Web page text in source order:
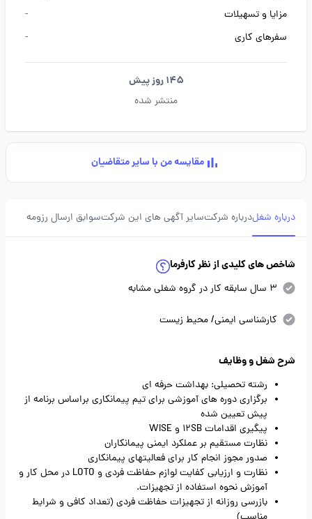
مزایا و تسهیلات
-
سفرهای کاری
-
145 روز پیش
منتشر شده
مقایسه من با سایر متقاضیان
درباره شغلدرباره شرکتسایر آگهی های این شرکتسوابق ارسال رزومه
شاخص های کلیدی از نظر کارفرما
3 سال سابقه کار در گروه شغلی مشابه
کارشناسی ایمنی/ محیط زیست
شرح شغل و وظایف
رشته تحصیلی: بهداشت حرفه ای
برگزاری دوره های آموزشی برای تیم پیمانکاری براساس برنامه از
پیش تعیین شده
پیگیری اقدامات 12SB و WISE
نظارت مستقیم بر عملکرد ایمنی پیمانکاران
صدور مجوز انجام کار برای فعالیتهای پیمانکاری
نظارت و ارزیابی کفایت لوازم حفاظت فردی و LOTO در محل کار و
آموزش نحوه استفاده از تجهیزات.
بازرسی روزانه از تجهیزات حفاظت فردی (تعداد کافی و شرایط